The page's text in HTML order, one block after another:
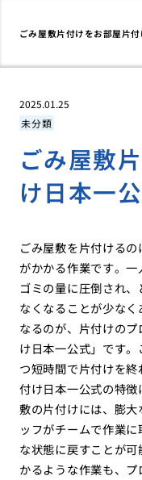
ごみ屋敷片付けをお部屋片
2025.01.25
未分類
ごみ屋敷
け日本一
ごみ屋敷を片付ける
がかかる作業です。
ゴミの量に圧倒され
なくなることが少な
なるのが、片付けの
け日本一公式」です
つ短時間で片付けを
付け日本一公式の特
敷の片付けには、膨
ッフがチームで作業
な状態に戻すことが
かるような作業も、